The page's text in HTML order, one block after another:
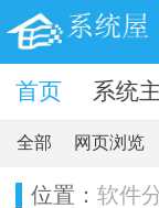
软件 系统
首页
全部 网页浏览
位置： 软件